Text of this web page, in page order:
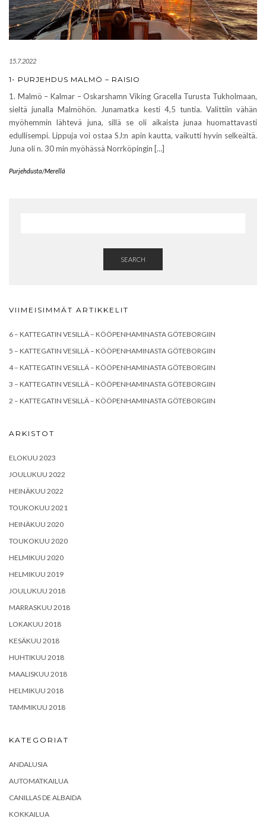
15.7.2022
1- PURJEHDUS MALMÖ – RAISIO
1. Malmö – Kalmar – Oskarshamn Viking Gracella Turusta Tukholmaan,
sieltä junalla Malmöhön. Junamatka kesti 4,5 tuntia. Valittiin vähän
myöhemmin lähtevä juna, sillä se oli aikaista junaa huomattavasti
edullisempi. Lippuja voi ostaa SJ:n apin kautta, vaikutti hyvin selkeältä.
Juna oli n. 30 min myöhässä Norrköpingin […]
Purjehdusta/Merellä
SEARCH
VIIMEISIMMÄT ARTIKKELIT
6 – KATTEGATIN VESILLÄ – KÖÖPENHAMINASTA GÖTEBORGIIN
5 – KATTEGATIN VESILLÄ – KÖÖPENHAMINASTA GÖTEBORGIIN
4 – KATTEGATIN VESILLÄ – KÖÖPENHAMINASTA GÖTEBORGIIN
3 – KATTEGATIN VESILLÄ – KÖÖPENHAMINASTA GÖTEBORGIIN
2 – KATTEGATIN VESILLÄ – KÖÖPENHAMINASTA GÖTEBORGIIN
ARKISTOT
ELOKUU 2023
JOULUKUU 2022
HEINÄKUU 2022
TOUKOKUU 2021
HEINÄKUU 2020
TOUKOKUU 2020
HELMIKUU 2020
HELMIKUU 2019
JOULUKUU 2018
MARRASKUU 2018
LOKAKUU 2018
KESÄKUU 2018
HUHTIKUU 2018
MAALISKUU 2018
HELMIKUU 2018
TAMMIKUU 2018
KATEGORIAT
ANDALUSIA
AUTOMATKAILUA
CANILLAS DE ALBAIDA
KOKKAILUA